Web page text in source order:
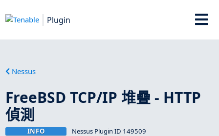
Plugin
Nessus
FreeBSD TCP/IP 堆疊 - HTTP
偵測
INFO Nessus Plugin ID 149509